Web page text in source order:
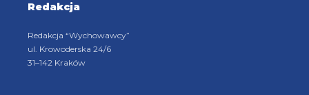
Redakcja
Redakcja “Wychowawcy”
ul. Krowoderska 24/6
31–142 Kraków